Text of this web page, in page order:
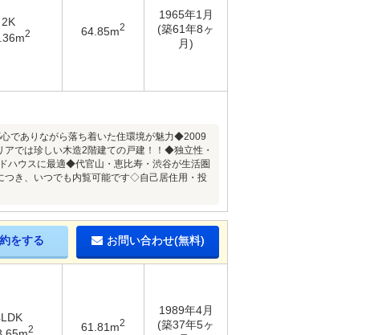
2K
2 64.85m2
1965年1月
(築61年8ヶ
月)
でありながら落ち着いた住環境が魅力◆2009
では珍しい木造2階建ての戸建！！◆独立性・
ハウスに最適◆代官山・恵比寿・渋谷が生活圏
き、いつでも内覧可能です◇自己居住用・投
をする お問い合わせ(無料)
2 61.81m2
1989年4月
(築37年5ヶ